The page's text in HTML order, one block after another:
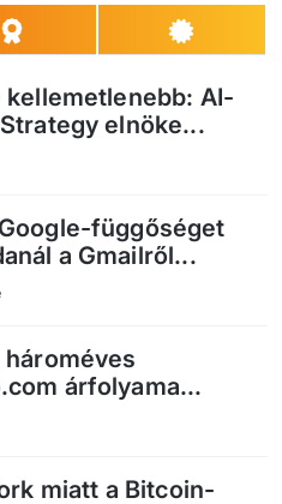
AI-
elnöke...
függőséget
a Gmailről...
árfolyama...
miatt a Bitcoin-